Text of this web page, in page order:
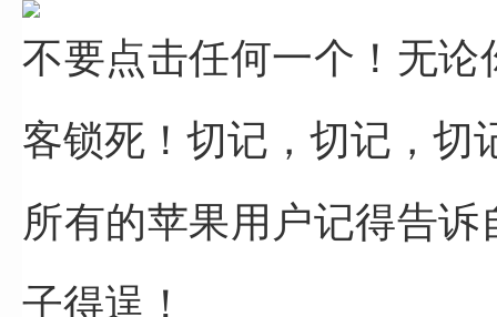
不要点击任何一个！ 无论
客锁死！ 切记，切记，切
所有的苹果用户记得告
子得逞！